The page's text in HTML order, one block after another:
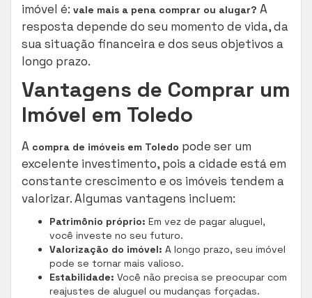
imóvel é: vale mais a pena comprar ou alugar? A
resposta depende do seu momento de vida, da
sua situação financeira e dos seus objetivos a
longo prazo.
Vantagens de Comprar um
Imóvel em Toledo
A compra de imóveis em Toledo pode ser um
excelente investimento, pois a cidade está em
constante crescimento e os imóveis tendem a
valorizar. Algumas vantagens incluem:
Patrimônio próprio: Em vez de pagar aluguel,
você investe no seu futuro.
Valorização do imóvel: A longo prazo, seu imóvel
pode se tornar mais valioso.
Estabilidade: Você não precisa se preocupar com
reajustes de aluguel ou mudanças forçadas.